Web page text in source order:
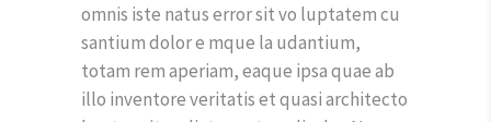
omnis iste natus error sit vo luptatem cu
santium dolor e mque la udantium,
totam rem aperiam, eaque ipsa quae ab
illo inventore veritatis et quasi architecto